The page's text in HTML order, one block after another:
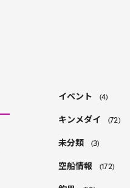
イベント (4)
キンメダイ (72)
未分類 (3)
空船情報 (172)